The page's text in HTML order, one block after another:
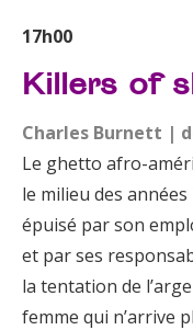
17h00
Killers of
Charles Burnett |
Le ghetto afro-
le milieu des
épuisé par son
et par ses
la tentation de
femme qui n’arrive